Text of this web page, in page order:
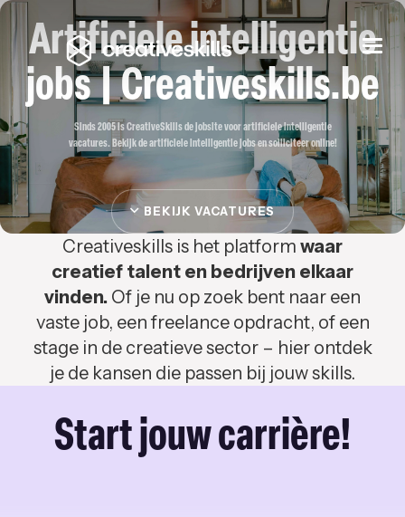
Artificiele intelligentie
jobs | Creativeskills.be
Sinds 2005 is CreativeSkills de jobsite voor artificiele intelligentie
vacatures. Bekijk de artificiele intelligentie jobs en solliciteer online!
BEKIJK VACATURES
Creativeskills is het platform waar
creatief talent en bedrijven elkaar
vinden. Of je nu op zoek bent naar een
vaste job, een freelance opdracht, of een
stage in de creatieve sector – hier ontdek
je de kansen die passen bij jouw skills.
Start jouw carrière!